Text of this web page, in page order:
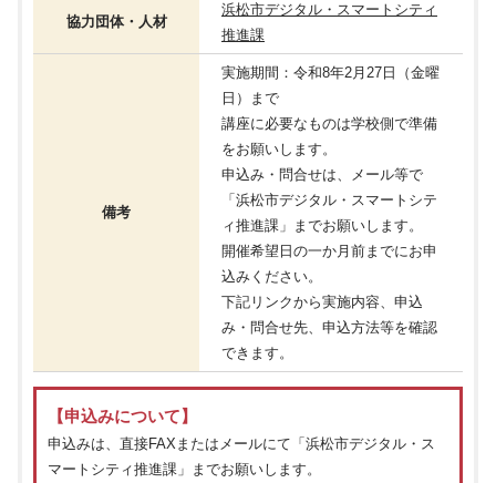
協力団体・人材
浜松市デジタル・スマートシティ
推進課
備考
実施期間：令和8年2月27日（金曜
日）まで
講座に必要なものは学校側で準備
をお願いします。
申込み・問合せは、メール等で
「浜松市デジタル・スマートシテ
ィ推進課」までお願いします。
開催希望日の一か月前までにお申
込みください。
下記リンクから実施内容、申込
み・問合せ先、申込方法等を確認
できます。
【申込みについて】
申込みは、直接FAXまたはメールにて「浜松市デジタル・ス
マートシティ推進課」までお願いします。